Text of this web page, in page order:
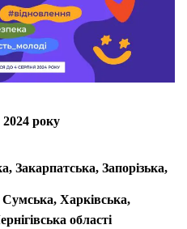
року
Закарпатська, Запорізька,
Харківська,
області